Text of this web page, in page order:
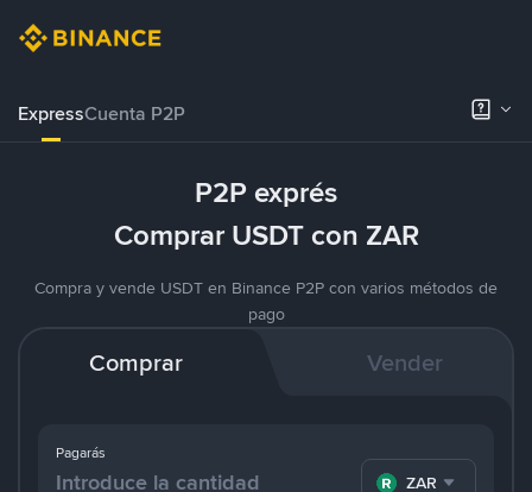
ExpressCuenta P2P
P2P exprés
Comprar USDT con ZAR
Compra y vende USDT en Binance P2P con varios métodos de
pago
Comprar Vender
Pagarás
ZAR